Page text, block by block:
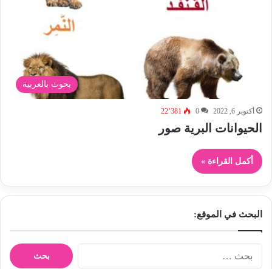
بحوث بالعربية
أكتوبر 6, 2022 0 22٬381
الحيوانات البرية صور
أكمل القراءة »
البحث في الموقع: